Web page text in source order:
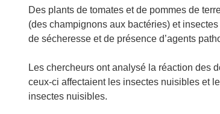
Des plants de tomates et de pommes de
(des champignons aux bactéries) et
de sécheresse et de présence d’agents
Les chercheurs ont analysé la réaction des
ceux-ci affectaient les insectes nuisibles et
insectes nuisibles.